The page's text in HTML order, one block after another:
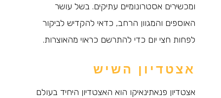
ומכשירים אסטרונומיים עתיקים. בשל עושר
האוספים והמגוון הרחב, כדאי להקדיש לביקור
לפחות חצי יום כדי להתרשם כראוי מהאוצרות.
אצטדיון השיש
אצטדיון פנאתינאיקו הוא האצטדיון היחיד בעולם